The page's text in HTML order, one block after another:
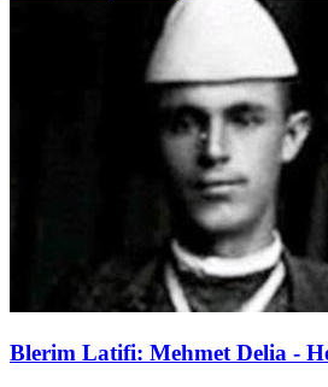
Blerim Latifi: Mehmet Delia -